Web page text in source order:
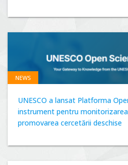
NEWS
UNESCO a lansat Platforma
instrument pentru
promovarea cercetării deschise